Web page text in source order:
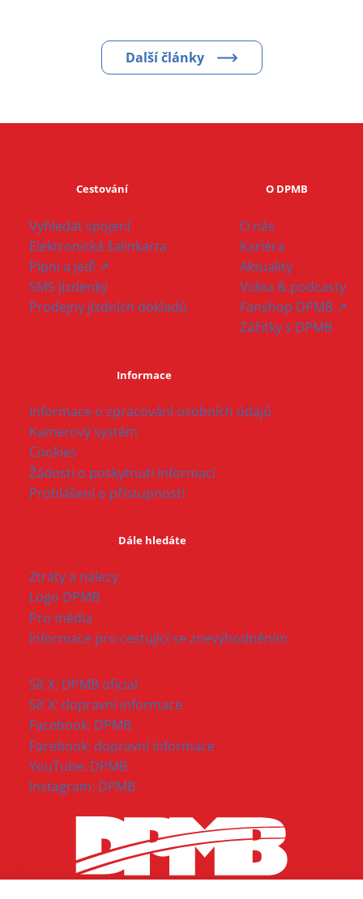
Další články
Cestování
Vyhledat spojení
Elektronická šalinkarta
Pípni a jeď! ↗
SMS jízdenky
Prodejny jízdních dokladů
O DPMB
O nás
Kariéra
Aktuality
Videa & podcasty
Fanshop DPMB ↗
Zážitky s DPMB
Informace
Informace o zpracování osobních údajů
Kamerový systém
Cookies
Žádosti o poskytnutí informací
Prohlášení o přístupnosti
Dále hledáte
Ztráty a nálezy
Logo DPMB
Pro média
Informace pro cestující se znevýhodněním
Síť X: DPMB oficial
Síť X: dopravní informace
Facebook: DPMB
Facebook: dopravní informace
YouTube: DPMB
Instagram: DPMB